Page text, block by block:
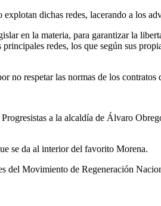
dichas redes, lacerando a los
en la materia, para garantizar la
redes, los que según sus
no respetar las normas de los contratos
a la alcaldía de Álvaro
se da al interior del favorito Morena.
del Movimiento de Regeneración